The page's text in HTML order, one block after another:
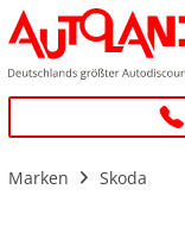
Marken Skoda